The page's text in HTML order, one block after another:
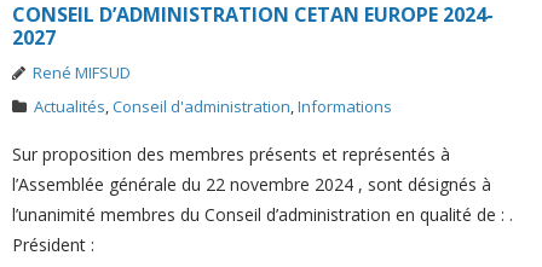
CONSEIL D’ADMINISTRATION CETAN EUROPE 2024-
2027
René MIFSUD
Actualités,Conseil d'administration,Informations
Sur proposition des membres présents et représentés à
l’Assemblée générale du 22 novembre 2024 , sont désignés à
l’unanimité membres du Conseil d’administration en qualité de : .
Président :